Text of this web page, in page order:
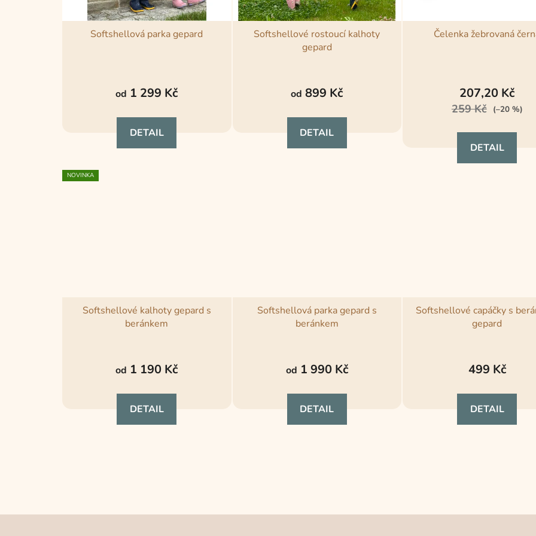
Softshellová parka gepard
hodnocení
je
4,8
z
od 1 299 Kč
DETAIL
Softshellové rostoucí kalhoty
gepard
hodnocení
je
5,0
z
od 899 Kč
DETAIL
Čelenka žebrovaná
207,20 Kč
259 Kč (–20 %)
DETAIL
NOVINKA
Softshellové kalhoty gepard s
beránkem
hodnocení
je
5,0
z
od 1 190 Kč
DETAIL
Softshellová parka gepard s
beránkem
hodnocení
je
4,8
z
od 1 990 Kč
DETAIL
Softshellové capáčky s
gepard
hodnocení
je
5,0
z
499 Kč
DETAIL